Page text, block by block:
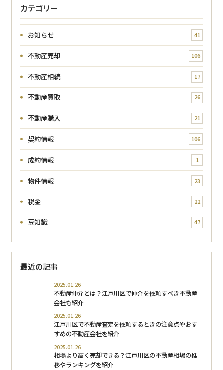
カテゴリー
お知らせ 41
不動産売却 106
不動産相続 17
不動産買取 26
不動産購入 21
契約情報 106
成約情報 1
物件情報 23
税金 22
豆知識 47
最近の記事
2025.01.26
不動産仲介とは？江戸川区で仲介を依頼すべき不動産
会社も紹介
2025.01.26
江戸川区で不動産査定を依頼するときの注意点やおす
すめの不動産会社を紹介
2025.01.26
相場より高く売却できる？江戸川区の不動産相場の推
移やランキングを紹介